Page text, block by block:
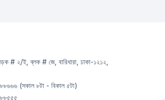
# ২/ই, ব্লক # জে, বারিধারা, ঢাকা-১২১২,
(সকাল ৮টা - বিকাল ৫টা)